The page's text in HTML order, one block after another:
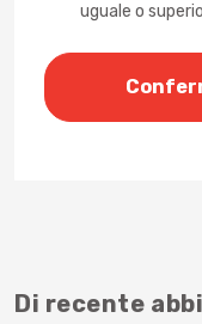
uguale o
Di recente